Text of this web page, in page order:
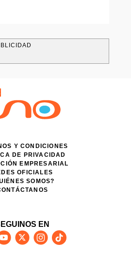
Y CONDICIONES
DE PRIVACIDAD
EMPRESARIAL
OFICIALES
SOMOS?
EN